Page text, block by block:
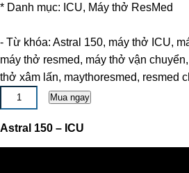
* Danh mục: ICU, Máy thở ResMed
- Từ khóa: Astral 150, máy thở ICU,
máy thở resmed, máy thở vận
thở xâm lấn, maythoresmed, resmed
Astral 150 – ICU